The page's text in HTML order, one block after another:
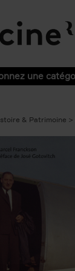
& Patrimoine